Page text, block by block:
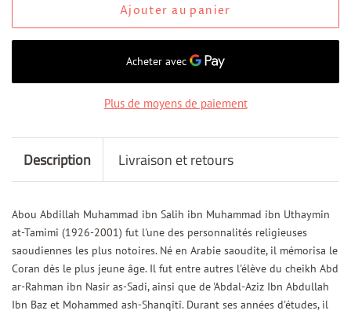
Ajouter au panier
Plus de moyens de paiement
Description Livraison et retours
Abou Abdillah Muhammad ibn Salih ibn Muhammad ibn Uthaymin
at-Tamimi (1926-2001) fut l'une des personnalités religieuses
saoudiennes les plus notoires. Né en Arabie saoudite, il mémorisa le
Coran dès le plus jeune âge. Il fut entre autres l'élève du cheikh Abd
ar-Rahman ibn Nasir as-Sadi, ainsi que de 'Abdal-Aziz Ibn Abdullah
Ibn Baz et Mohammed ash-Shanqîtî. Durant ses années d'études, il